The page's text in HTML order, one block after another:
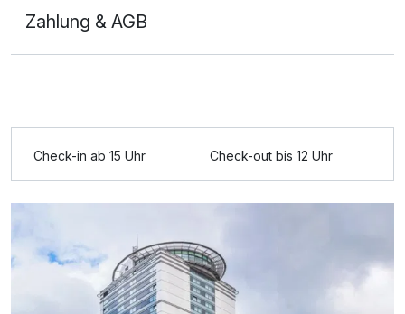
Ausstattung
Zahlung & AGB
Check-in ab 15 Uhr Check-out bis 12 Uhr